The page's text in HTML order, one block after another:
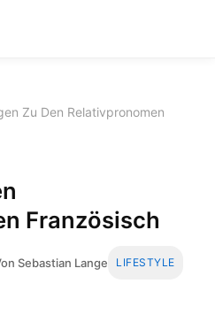
Zu Den Relativpronomen
Französisch
Sebastian Lange LIFESTYLE